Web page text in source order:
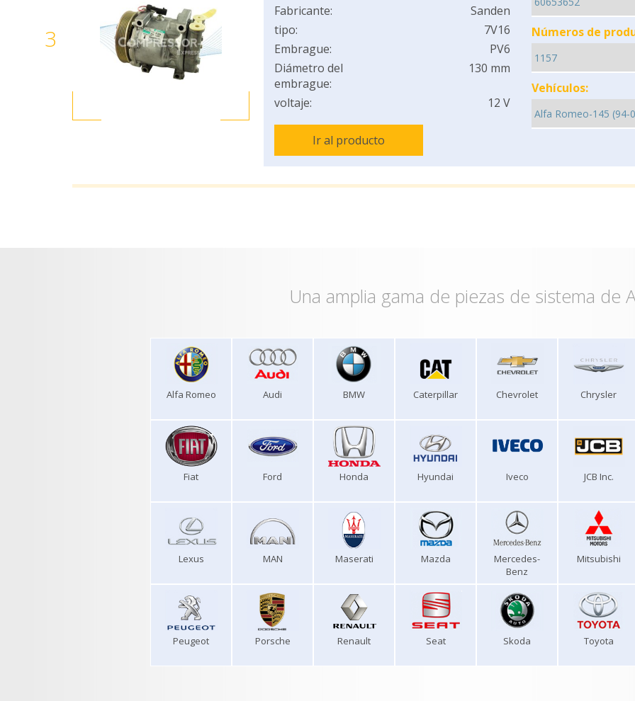
3
Fabricante:
Sanden
tipo:
7V16
Embrague:
PV6
Diámetro del
embrague:
130 mm
voltaje: 12 V
Ir al producto
Números de
Vehículos:
Una amplia gama de piezas de sistema de
Alfa Romeo Audi BMW Caterpillar Chevrolet Chrysler
Fiat Ford Honda Hyundai Iveco JCB Inc.
Lexus MAN Maserati Mazda
Mercedes-
Benz
Mitsubishi
Peugeot Porsche Renault Seat Skoda Toyota